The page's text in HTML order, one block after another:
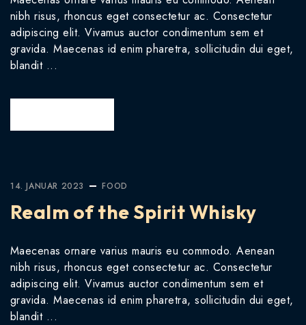
nibh risus, rhoncus eget consectetur ac. Consectetur
adipiscing elit. Vivamus auctor condimentum sem et
gravida. Maecenas id enim pharetra, sollicitudin dui eget,
blandit ...
14. JANUAR 2023 FOOD
Realm of the Spirit Whisky
Maecenas ornare varius mauris eu commodo. Aenean
nibh risus, rhoncus eget consectetur ac. Consectetur
adipiscing elit. Vivamus auctor condimentum sem et
gravida. Maecenas id enim pharetra, sollicitudin dui eget,
blandit ...